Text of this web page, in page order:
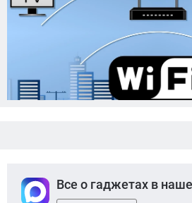
Все о гаджетах в